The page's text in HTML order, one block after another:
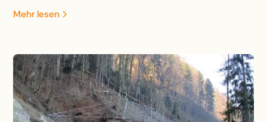
Bezirksstrassenbrücke, Ausscheidung
Gewässerraum, Anpassung Riedfläche und
Mehr lesen